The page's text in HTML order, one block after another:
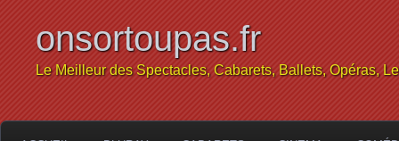
onsortoupas.fr
Le Meilleur des Spectacles, Cabarets, Ballets, Opéras,